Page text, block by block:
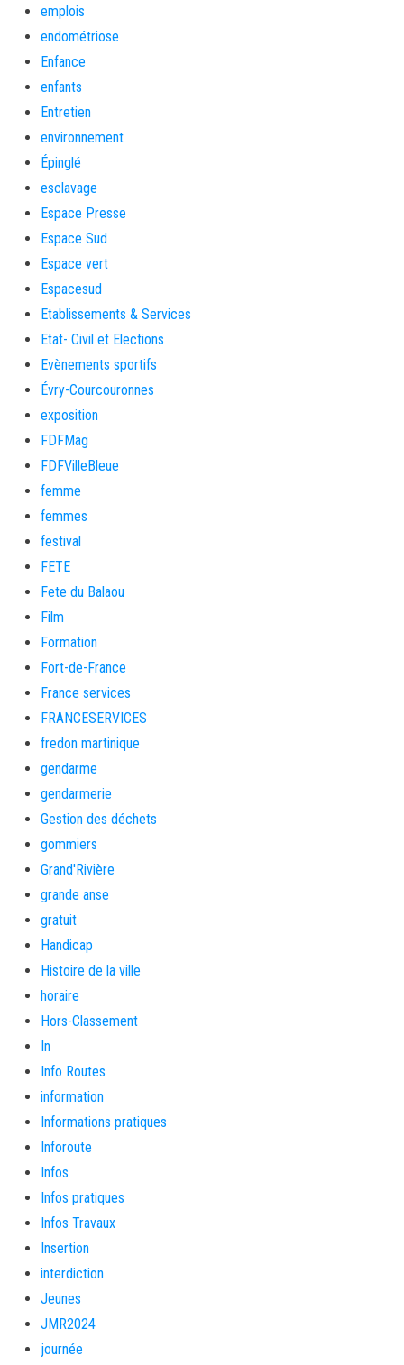
emplois
endométriose
Enfance
enfants
Entretien
environnement
Épinglé
esclavage
Espace Presse
Espace Sud
Espace vert
Espacesud
Etablissements & Services
Etat- Civil et Elections
Evènements sportifs
Évry-Courcouronnes
exposition
FDFMag
FDFVilleBleue
femme
femmes
festival
FETE
Fete du Balaou
Film
Formation
Fort-de-France
France services
FRANCESERVICES
fredon martinique
gendarme
gendarmerie
Gestion des déchets
gommiers
Grand'Rivière
grande anse
gratuit
Handicap
Histoire de la ville
horaire
Hors-Classement
In
Info Routes
information
Informations pratiques
Inforoute
Infos
Infos pratiques
Infos Travaux
Insertion
interdiction
Jeunes
JMR2024
journée